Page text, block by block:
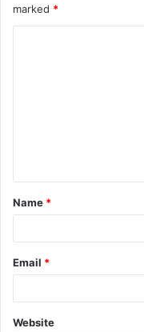
marked *
t
*
Name *
Email *
Website